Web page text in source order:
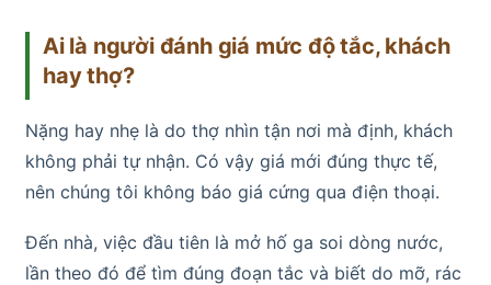
Ai là người đánh giá mức độ tắc, khách
hay thợ?
Nặng hay nhẹ là do thợ nhìn tận nơi mà định, khách
không phải tự nhận. Có vậy giá mới đúng thực tế,
nên chúng tôi không báo giá cứng qua điện thoại.
Đến nhà, việc đầu tiên là mở hố ga soi dòng nước,
lần theo đó để tìm đúng đoạn tắc và biết do mỡ, rác